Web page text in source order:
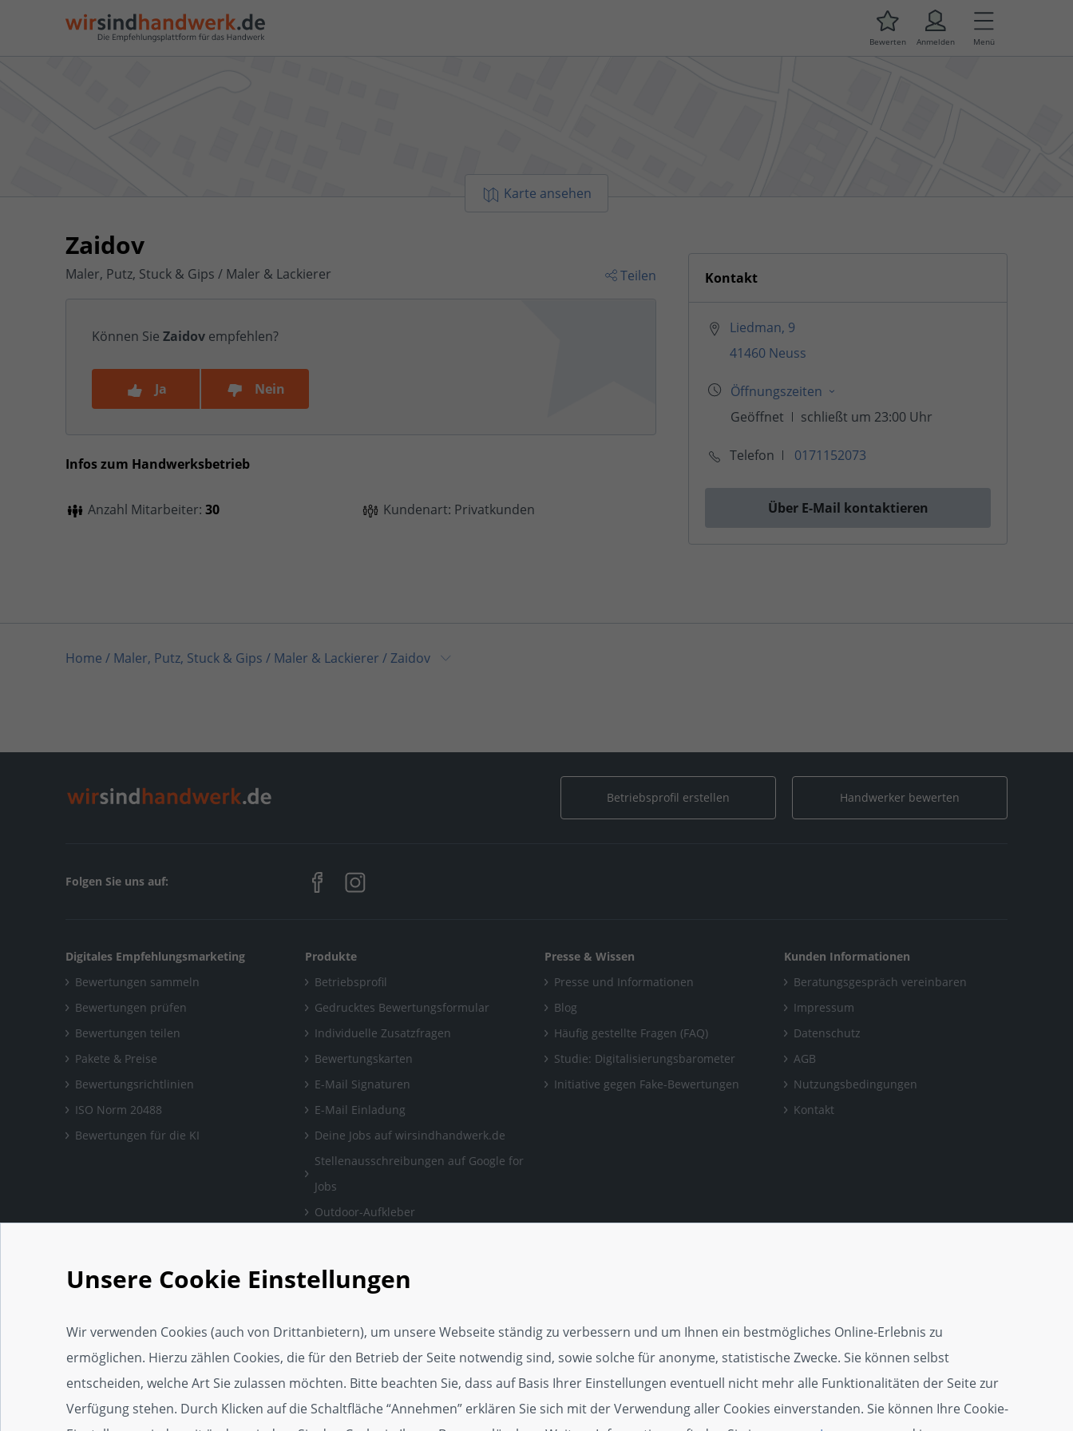
Bewerten Anmelden Menü
Karte ansehen
Zaidov
Teilen
Maler, Putz, Stuck & Gips / Maler & Lackierer
Können Sie Zaidov empfehlen?
Ja Nein
Kontakt
Liedman, 9
41460 Neuss
Telefon 0171152073
Über E-Mail kontaktieren
Infos zum Handwerksbetrieb
Anzahl Mitarbeiter: 30 Kundenart: Privatkunden
Home / Maler, Putz, Stuck & Gips / Maler & Lackierer /Zaidov
Home/ Reinigung/Zaidov
Betriebsprofil erstellen Handwerker bewerten
Folgen Sie uns auf:
Digitales Empfehlungsmarketing
Bewertungen sammeln
Bewertungen prüfen
Bewertungen teilen
Pakete & Preise
Bewertungsrichtlinien
ISO Norm 20488
Bewertungen für die KI
Produkte
Betriebsprofil
Gedrucktes Bewertungsformular
Individuelle Zusatzfragen
Bewertungskarten
E-Mail Signaturen
E-Mail Einladung
Deine Jobs auf wirsindhandwerk.de
Stellenausschreibungen auf Google for
Jobs
Outdoor-Aufkleber
Handwerker Webseite
Social Media Vorlage
Web-App
Widget
SEO-Widget
Presse & Wissen
Presse und Informationen
Blog
Häufig gestellte Fragen (FAQ)
Studie: Digitalisierungsbarometer
Initiative gegen Fake-Bewertungen
Kunden Informationen
Beratungsgespräch vereinbaren
Impressum
Datenschutz
AGB
Nutzungsbedingungen
Kontakt
Unsere Cookie Einstellungen
Wir verwenden Cookies (auch von Drittanbietern), um unsere Webseite ständig zu verbessern und um Ihnen ein bestmögliches Online-Erlebnis zu
ermöglichen. Hierzu zählen Cookies, die für den Betrieb der Seite notwendig sind, sowie solche für anonyme, statistische Zwecke. Sie können selbst
entscheiden, welche Art Sie zulassen möchten. Bitte beachten Sie, dass auf Basis Ihrer Einstellungen eventuell nicht mehr alle Funktionalitäten der Seite zur
Verfügung stehen. Durch Klicken auf die Schaltfläche “Annehmen” erklären Sie sich mit der Verwendung aller Cookies einverstanden. Sie können Ihre Cookie-